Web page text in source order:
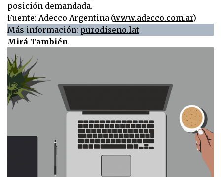
posición demandada.
Fuente: Adecco Argentina (www.adecco.com.ar)
Más información: purodiseno.lat
Mirá También